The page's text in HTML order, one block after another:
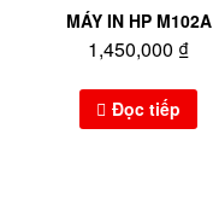
MÁY IN HP M102A
1,450,000 ₫
Đọc tiếp